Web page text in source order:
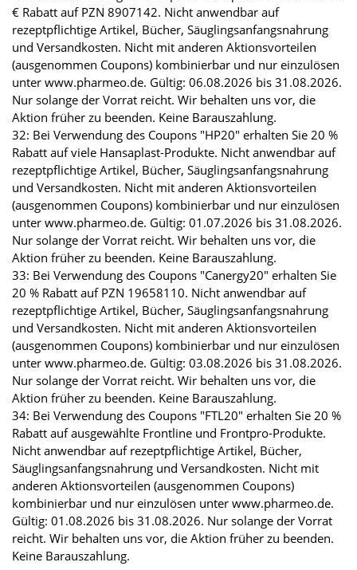
€ Rabatt auf PZN 8907142. Nicht anwendbar auf
rezeptpflichtige Artikel, Bücher, Säuglingsanfangsnahrung
und Versandkosten. Nicht mit anderen Aktionsvorteilen
(ausgenommen Coupons) kombinierbar und nur einzulösen
unter www.pharmeo.de. Gültig: 06.08.2026 bis 31.08.2026.
Nur solange der Vorrat reicht. Wir behalten uns vor, die
Aktion früher zu beenden. Keine Barauszahlung.
32: Bei Verwendung des Coupons "HP20" erhalten Sie 20 %
Rabatt auf viele Hansaplast-Produkte. Nicht anwendbar auf
rezeptpflichtige Artikel, Bücher, Säuglingsanfangsnahrung
und Versandkosten. Nicht mit anderen Aktionsvorteilen
(ausgenommen Coupons) kombinierbar und nur einzulösen
unter www.pharmeo.de. Gültig: 01.07.2026 bis 31.08.2026.
Nur solange der Vorrat reicht. Wir behalten uns vor, die
Aktion früher zu beenden. Keine Barauszahlung.
33: Bei Verwendung des Coupons "Canergy20" erhalten Sie
20 % Rabatt auf PZN 19658110. Nicht anwendbar auf
rezeptpflichtige Artikel, Bücher, Säuglingsanfangsnahrung
und Versandkosten. Nicht mit anderen Aktionsvorteilen
(ausgenommen Coupons) kombinierbar und nur einzulösen
unter www.pharmeo.de. Gültig: 03.08.2026 bis 31.08.2026.
Nur solange der Vorrat reicht. Wir behalten uns vor, die
Aktion früher zu beenden. Keine Barauszahlung.
34: Bei Verwendung des Coupons "FTL20" erhalten Sie 20 %
Rabatt auf ausgewählte Frontline und Frontpro-Produkte.
Nicht anwendbar auf rezeptpflichtige Artikel, Bücher,
Säuglingsanfangsnahrung und Versandkosten. Nicht mit
anderen Aktionsvorteilen (ausgenommen Coupons)
kombinierbar und nur einzulösen unter www.pharmeo.de.
Gültig: 01.08.2026 bis 31.08.2026. Nur solange der Vorrat
reicht. Wir behalten uns vor, die Aktion früher zu beenden.
Keine Barauszahlung.